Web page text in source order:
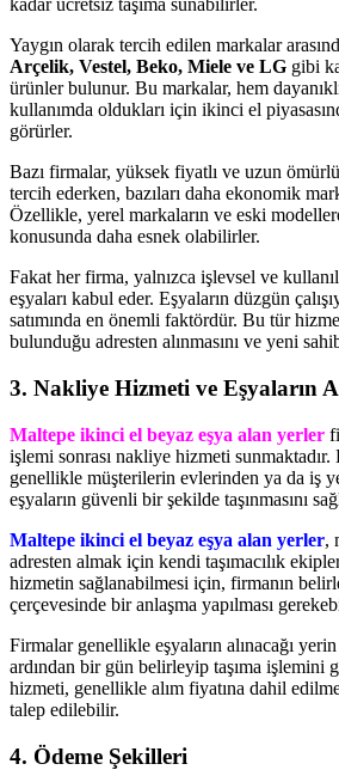
kadar ücretsiz taşıma sunabilirler.
Yaygın olarak tercih edilen markalar
Arçelik, Vestel, Beko, Miele ve LG gibi
ürünler bulunur. Bu markalar, hem
kullanımda oldukları için ikinci el
görürler.
Bazı firmalar, yüksek fiyatlı ve uzun ömürlü
tercih ederken, bazıları daha ekonomik
Özellikle, yerel markaların ve eski
konusunda daha esnek olabilirler.
Fakat her firma, yalnızca işlevsel ve
eşyaları kabul eder. Eşyaların düzgün
satımında en önemli faktördür. Bu tür
bulunduğu adresten alınmasını ve yeni
3. Nakliye Hizmeti ve Eşyaların
Maltepe ikinci el beyaz eşya alan yerler
işlemi sonrası nakliye hizmeti
genellikle müşterilerin evlerinden ya da iş
eşyaların güvenli bir şekilde taşınmasını
Maltepe ikinci el beyaz eşya alan yerler,
adresten almak için kendi taşımacılık
hizmetin sağlanabilmesi için, firmanın
çerçevesinde bir anlaşma yapılması
Firmalar genellikle eşyaların alınacağı
ardından bir gün belirleyip taşıma işlemini
hizmeti, genellikle alım fiyatına dahil
talep edilebilir.
4. Ödeme Şekilleri